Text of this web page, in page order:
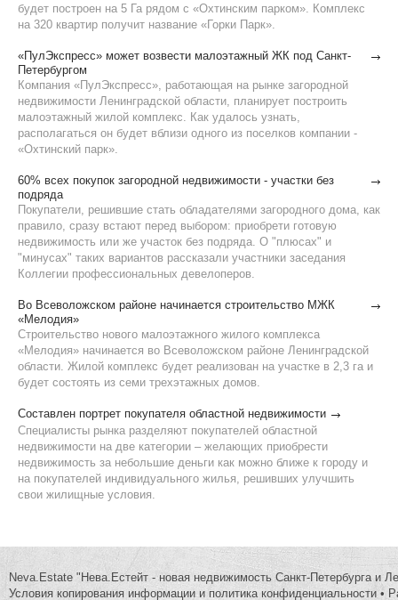
будет построен на 5 Га рядом с «Охтинским парком». Комплекс
на 320 квартир получит название «Горки Парк».
«ПулЭкспресс» может возвести малоэтажный ЖК под Санкт-
Петербургом
Компания «ПулЭкспресс», работающая на рынке загородной
недвижимости Ленинградской области, планирует построить
малоэтажный жилой комплекс. Как удалось узнать,
располагаться он будет вблизи одного из поселков компании -
«Охтинский парк».
60% всех покупок загородной недвижимости - участки без
подряда
Покупатели, решившие стать обладателями загородного дома, как
правило, сразу встают перед выбором: приобрети готовую
недвижимость или же участок без подряда. О "плюсах" и
"минусах" таких вариантов рассказали участники заседания
Коллегии профессиональных девелоперов.
Во Всеволожском районе начинается строительство МЖК
«Мелодия»
Строительство нового малоэтажного жилого комплекса
«Мелодия» начинается во Всеволожском районе Ленинградской
области. Жилой комплекс будет реализован на участке в 2,3 га и
будет состоять из семи трехэтажных домов.
Составлен портрет покупателя областной недвижимости
Специалисты рынка разделяют покупателей областной
недвижимости на две категории – желающих приобрести
недвижимость за небольшие деньги как можно ближе к городу и
на покупателей индивидуального жилья, решивших улучшить
свои жилищные условия.
Neva.Estate "Нева.Естейт - новая недвижимость Санкт-Петербурга и
Условия копирования информации и политика конфиденциальности •